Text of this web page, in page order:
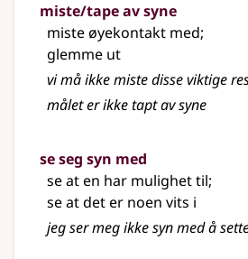
miste/tape av syne
miste øyekontakt med;
glemme ut
vi må ikke miste disse viktige
målet er ikke tapt av syne
se seg syn med
se at en har mulighet til;
se at det er noen vits i
jeg ser meg ikke syn med å